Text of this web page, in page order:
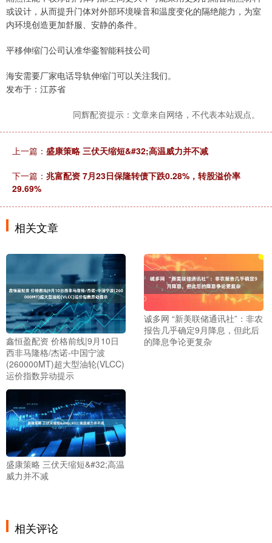
或设计，从而提升门体对外部环境噪音和温度变化的隔绝能力，为室
内环境创造更加舒服、安静的条件。
平移伸缩门公司认准华銮智能科技公司
海安需要厂家电话导轨伸缩门可以关注我们。
发布于：江苏省
同辉配资提示：文章来自网络，不代表本站观点。
上一篇： 盛康策略 三伏天缩短&#32;高温威力并不减
下一篇： 兆富配资 7月23日保隆转债下跌0.28%，转股溢价率
29.69%
相关文章
鑫恒盈配资 价格前线|9月10日
西非马隆格/杰诺-中国宁波
(260000MT)超大型油轮(VLCC)
运价指数异动提示
诚多网 “新美联储通讯社”：非农
报告几乎确定9月降息，但此后
的降息争论更复杂
盛康策略 三伏天缩短&#32;高温
威力并不减
相关评论